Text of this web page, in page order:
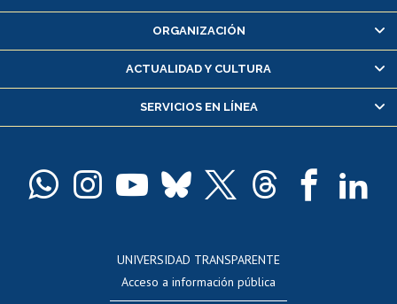
Inscripción y cambio de asignaturas
Consulta y certificado de notas
Servicio médico y dental
Pago de arancel y crédito alumnos
Docentes
Perfeccionamiento
Editar Portafolio Académico
ORGANIZACIÓN
ACTUALIDAD Y CULTURA
SERVICIOS EN LÍNEA
UNIVERSIDAD TRANSPARENTE
Acceso a información pública